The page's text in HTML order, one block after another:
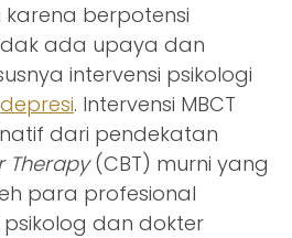
berpotensi
ada upaya dan
intervensi psikologi
depresi. Intervensi MBCT
dari pendekatan
Therapy(CBT) murni yang
para profesional
dan dokter